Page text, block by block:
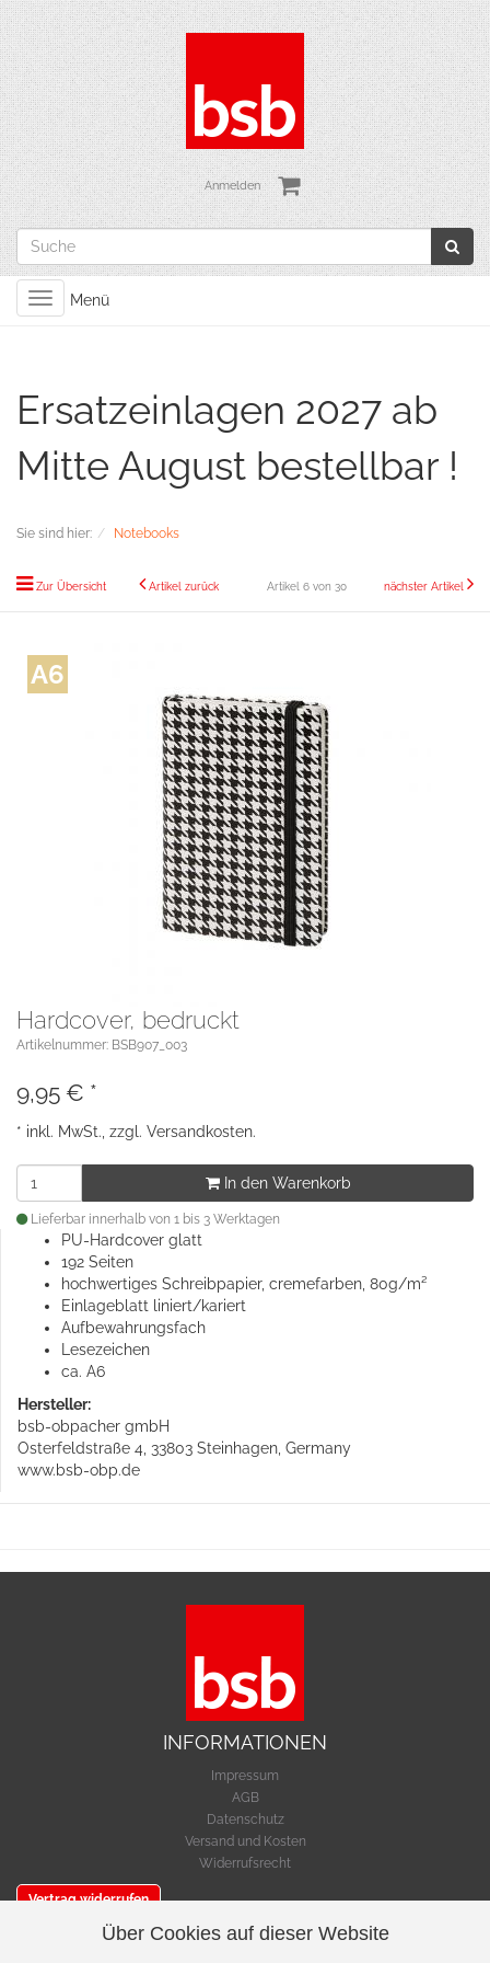
Anmelden
Toggle
navigation
Menü
Ersatzeinlagen 2027 ab
Mitte August bestellbar !
Sie sind hier: Notebooks
Zur Übersicht Artikel zurück Artikel 6 von 30 nächster Artikel
A6
Hardcover, bedruckt
Artikelnummer: BSB907_003
9,95 € *
* inkl. MwSt., zzgl. Versandkosten.
In den Warenkorb
Lieferbar innerhalb von 1 bis 3 Werktagen
PU-Hardcover glatt
192 Seiten
hochwertiges Schreibpapier, cremefarben, 80g/m²
Einlageblatt liniert/kariert
Aufbewahrungsfach
Lesezeichen
ca. A6
Hersteller:
bsb-obpacher gmbH
Osterfeldstraße 4, 33803 Steinhagen, Germany
www.bsb-obp.de
INFORMATIONEN
Impressum
AGB
Datenschutz
Versand und Kosten
Widerrufsrecht
Vertrag widerrufen
SERVICE
Über Cookies auf dieser Website